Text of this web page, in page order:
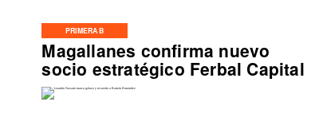
PRIMERA B
Magallanes confirma nuevo
socio estratégico Ferbal Capital